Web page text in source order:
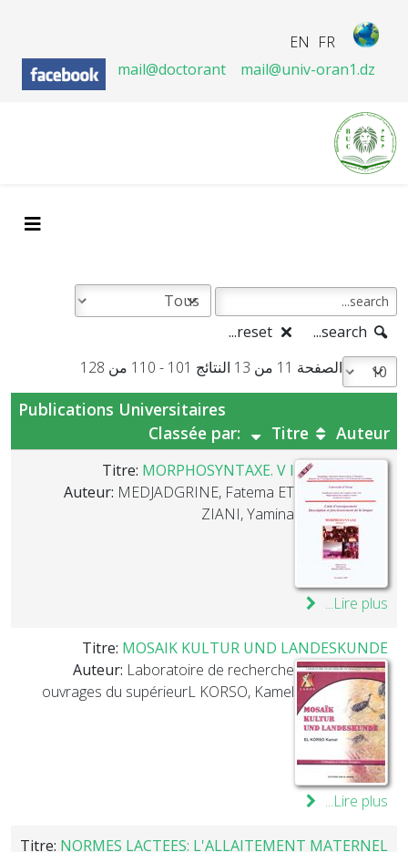
FR
EN
mail@doctorant
mail@univ-oran1.dz
الصفحة 11 من 13 النتائج 101 - 110 من 128
Publications Universitaires
Classée par:
Titre Auteur
Titre: MORPHOSYNTAXE. V I
Auteur: MEDJADGRINE, Fatema ET
ZIANI, Yamina
Lire plus...
Titre: MOSAIK KULTUR UND LANDESKUNDE
Auteur: Laboratoire de recherche
ouvrages du supérieurL KORSO, Kamel
Lire plus...
Titre: NORMES LACTEES: L'ALLAITEMENT MATERNEL